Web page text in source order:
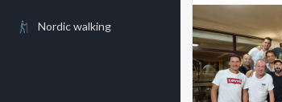
Nordic walking